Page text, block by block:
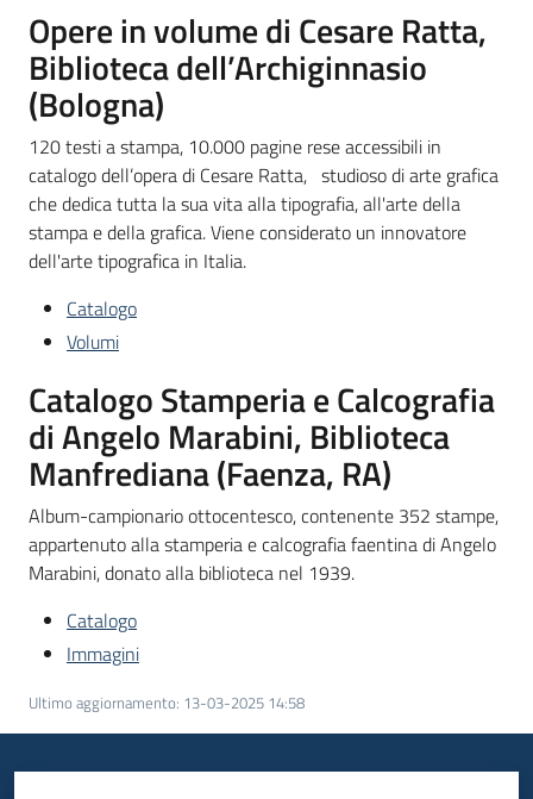
Opere in volume di Cesare Ratta,
Biblioteca dell’Archiginnasio
(Bologna)
120 testi a stampa, 10.000 pagine rese accessibili in
catalogo dell’opera di Cesare Ratta, studioso di arte grafica
che dedica tutta la sua vita alla tipografia, all'arte della
stampa e della grafica. Viene considerato un innovatore
dell'arte tipografica in Italia.
Catalogo
Volumi
Catalogo Stamperia e Calcografia
di Angelo Marabini, Biblioteca
Manfrediana (Faenza, RA)
Album-campionario ottocentesco, contenente 352 stampe,
appartenuto alla stamperia e calcografia faentina di Angelo
Marabini, donato alla biblioteca nel 1939.
Catalogo
Immagini
Ultimo aggiornamento: 13-03-2025 14:58